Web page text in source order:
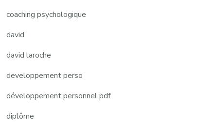
coaching psychologique
david
david laroche
developpement perso
développement personnel pdf
diplôme